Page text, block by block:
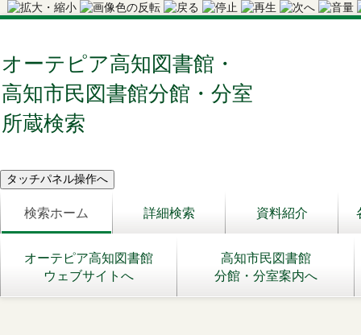
オーテピア高知図書館・
高知市民図書館分館・分室
所蔵検索
検索ホーム 詳細検索 資料紹介
オーテピア高知図書館
ウェブサイトへ
高知市民図書館
分館・分室案内へ